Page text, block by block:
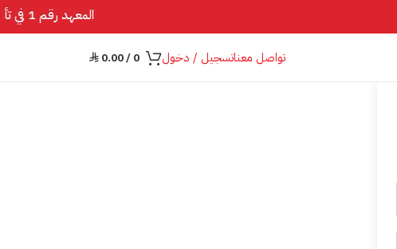
المعهد رقم 1 في تأسيس اللغة الإنجليزية
تواصل معناتسجيل / دخول 0
/
⃁ 0.00